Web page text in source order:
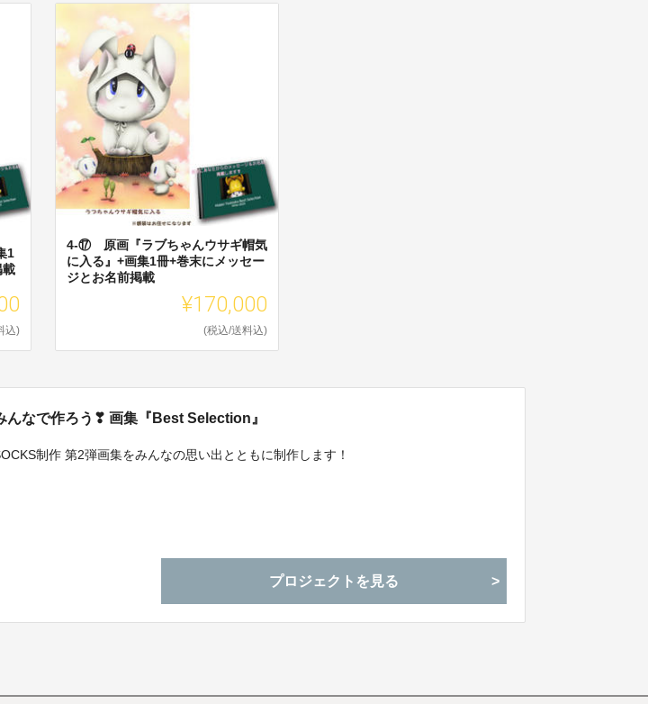
1
載
込)
4-⑰ 原画『ラブちゃんウサギ帽気
に入る』+画集1冊+巻末にメッセー
ジとお名前掲載
¥170,000
(税込/送料込)
んなで作ろう❣ 画集『Best Selection』
制作 第2弾画集をみんなの思い出とともに制作します！
プロジェクトを見る